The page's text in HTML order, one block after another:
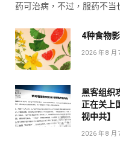
药可治病，不过，服药不当
4种食物
2026 年 8 月
黑客组织
正在关上
视中共】
2026 年 8 月